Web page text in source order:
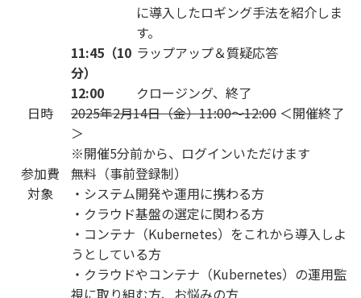
に導入したロギング手法を紹介しま
す。
11:45（10
分）
ラップアップ＆質疑応答
12:00
クロージング、終了
日時
2025年2月14日（金）11:00～12:00 ＜開催終了
＞
※開催5分前から、ログインいただけます
参加費
無料（事前登録制）
対象
・システム開発や運用に携わる方
・クラウド基盤の選定に関わる方
・コンテナ（Kubernetes）をこれから導入しよ
うとしている方
・クラウドやコンテナ（Kubernetes）の運用監
視に取り組む方、お悩みの方